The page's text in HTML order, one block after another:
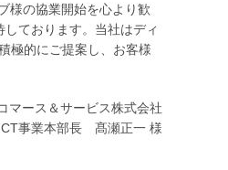
様の協業開始を心より歓
ております。当社はディ
極的にご提案し、お客様
マース＆サービス株式会社
ICT事業本部長 髙瀬正一 様